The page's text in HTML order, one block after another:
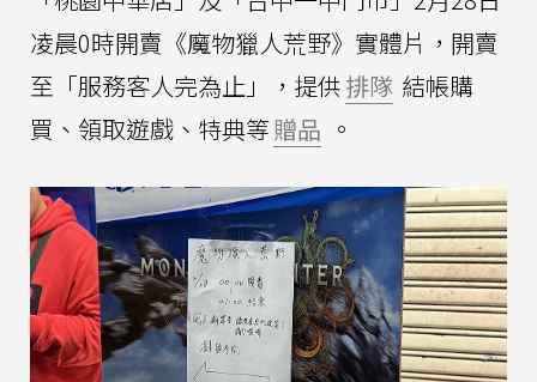
凌晨0時開賣《魔物獵人荒野》實體片，開賣
至「服務客人完為止」，提供排隊 結帳購
買、領取遊戲、特典等贈品 。